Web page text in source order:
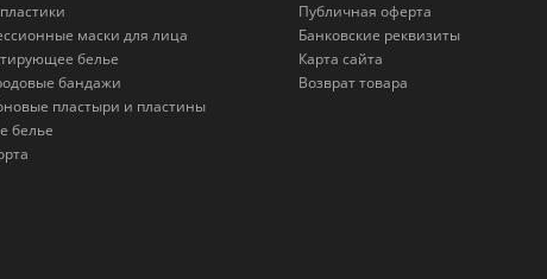
маски для лица
белье
бандажи
пластыри и пластины
белье
Публичная оферта
Банковские реквизиты
Карта сайта
Возврат товара